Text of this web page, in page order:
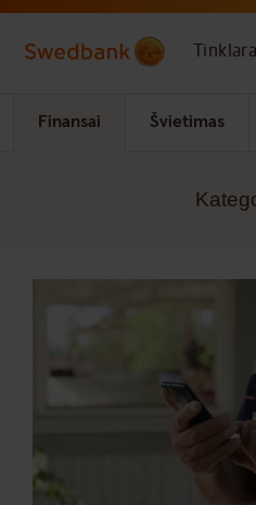
Skip to main content
Finansai Švietimas